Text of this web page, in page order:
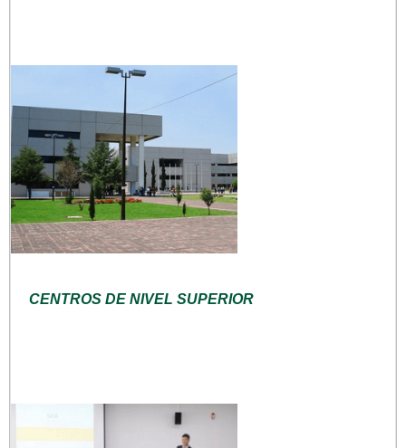
CENTROS DE NIVEL SUPERIOR